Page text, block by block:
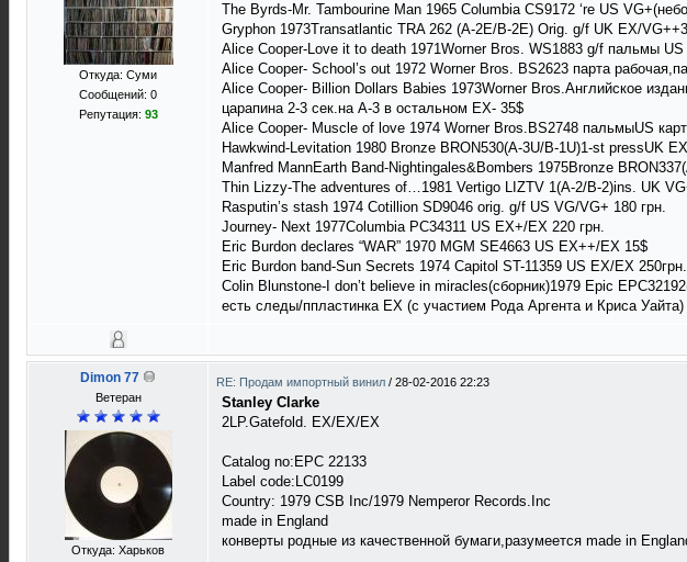
Откуда: Суми
Сообщений: 0
Репутация: 93
The Byrds-Mr. Tambourine Man 1965 Columbia CS9172 ‘re US
Gryphon 1973Transatlantic TRA 262 (A-2E/B-2E) Orig. g/f UK EX/
Alice Cooper-Love it to death 1971Worner Bros. WS1883 g/f пальмы
Alice Cooper- School’s out 1972 Worner Bros. BS2623 парта
Alice Cooper- Billion Dollars Babies 1973Worner Bros.Английское
царапина 2-3 сек.на А-3 в остальном EX- 35$
Alice Cooper- Muscle of love 1974 Worner Bros.BS2748 пальмыUS
Hawkwind-Levitation 1980 Bronze BRON530(A-3U/B-1U)1-st pressUK
Manfred MannEarth Band-Nightingales&Bombers 1975Bronze
Thin Lizzy-The adventures of…1981 Vertigo LIZTV 1(A-2/B-2)ins. UK
Rasputin’s stash 1974 Cotillion SD9046 orig. g/f US VG/VG+ 180 грн.
Journey- Next 1977Columbia PC34311 US EX+/EX 220 грн.
Eric Burdon declares “WAR” 1970 MGM SE4663 US EX++/EX 15$
Eric Burdon band-Sun Secrets 1974 Capitol ST-11359 US EX/EX 250грн.
Cоlin Blunstone-I don’t believe in miracles(сборник)1979 Epic
есть следы/ппластинка EX (с участием Рода Аргента и Криса Уайта)
Dimon 77
Ветеран
Откуда: Харьков
RE: Продам импортный винил / 28-02-2016 22:23
Stanley Clarke
2LP.Gatefold. EX/EX/EX
Catalog no:EPC 22133
Label code:LC0199
Country: 1979 CSB Inc/1979 Nemperor Records.Inc
made in England
конверты родные из качественной бумаги,разумеется made in